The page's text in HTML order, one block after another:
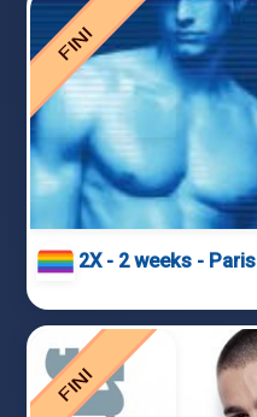
2X - 2 weeks - Paris